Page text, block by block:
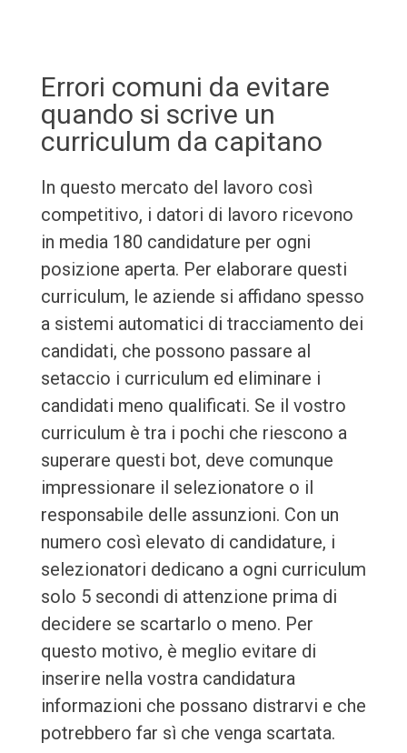
Errori comuni da evitare
quando si scrive un
curriculum da capitano
In questo mercato del lavoro così
competitivo, i datori di lavoro ricevono
in media 180 candidature per ogni
posizione aperta. Per elaborare questi
curriculum, le aziende si affidano spesso
a sistemi automatici di tracciamento dei
candidati, che possono passare al
setaccio i curriculum ed eliminare i
candidati meno qualificati. Se il vostro
curriculum è tra i pochi che riescono a
superare questi bot, deve comunque
impressionare il selezionatore o il
responsabile delle assunzioni. Con un
numero così elevato di candidature, i
selezionatori dedicano a ogni curriculum
solo 5 secondi di attenzione prima di
decidere se scartarlo o meno. Per
questo motivo, è meglio evitare di
inserire nella vostra candidatura
informazioni che possano distrarvi e che
potrebbero far sì che venga scartata.